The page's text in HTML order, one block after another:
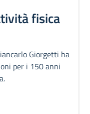
fisica
Giorgetti ha
per i 150 anni